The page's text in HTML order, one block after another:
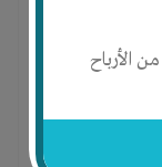
الأرباح